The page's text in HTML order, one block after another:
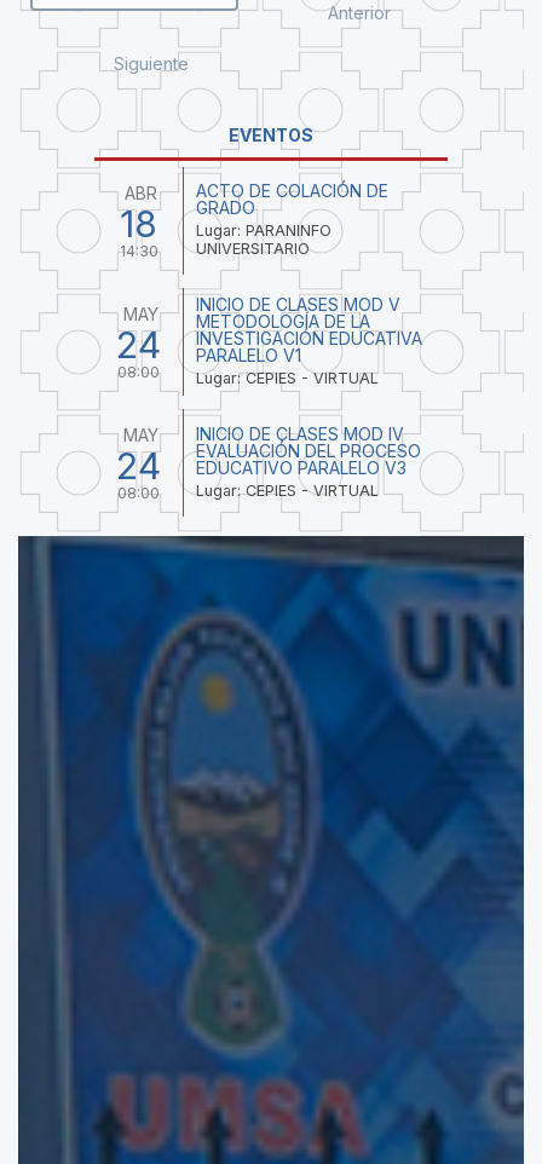
Anterior
Siguiente
EVENTOS
ABR
18
14:30
ACTO DE COLACIÓN DE
GRADO
Lugar: PARANINFO
UNIVERSITARIO
MAY
24
08:00
INICIO DE CLASES MOD V
METODOLOGÍA DE LA
INVESTIGACIÓN EDUCATIVA
PARALELO V1
Lugar: CEPIES - VIRTUAL
MAY
24
08:00
INICIO DE CLASES MOD IV
EVALUACIÓN DEL PROCESO
EDUCATIVO PARALELO V3
Lugar: CEPIES - VIRTUAL